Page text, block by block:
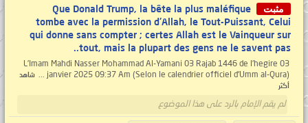
مثبت
Que Donald Trump, la bête la plus maléfique
tombe avec la permission d'Allah, le Tout-Puissant, Celui
qui donne sans compter ; certes Allah est le Vainqueur sur
tout, mais la plupart des gens ne le savent pas..
L’Imam Mahdi Nasser Mohammad Al-Yamani 03 Rajab 1446 de l’hegire 03
janvier 2025 09:37 Am (Selon le calendrier officiel d'Umm al-Qura) ...
شاهد
أكثر
لم يقم الإمام بالرد على هذا الموضوع